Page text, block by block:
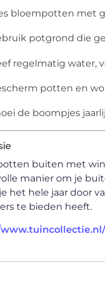
bloempotten met
potgrond die
regelmatig water,
potten en
de boompjes
buiten met
manier om je
het hele jaar door
te bieden heeft.